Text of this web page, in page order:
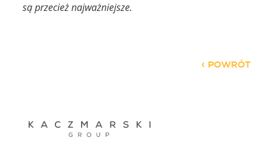
są przecież najważniejsze.
POWRÓT